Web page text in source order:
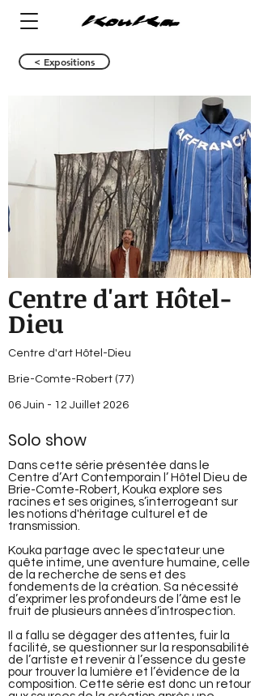
< Expositions
Centre d'art Hôtel-
Dieu
Centre d'art Hôtel-Dieu
Brie-Comte-Robert (77)
06 Juin - 12 Juillet 2026
Solo show
Dans cette série présentée dans le
Centre d’Art Contemporain l’ Hôtel Dieu de
Brie-Comte-Robert, Kouka explore ses
racines et ses origines, s’interrogeant sur
les notions d'héritage culturel et de
transmission.
Kouka partage avec le spectateur une
quête intime, une aventure humaine, celle
de la recherche de sens et des
fondements de la création. Sa nécessité
d’exprimer les profondeurs de l’âme est le
fruit de plusieurs années d’introspection.
Il a fallu se dégager des attentes, fuir la
facilité, se questionner sur la responsabilité
de l’artiste et revenir à l’essence du geste
pour trouver la lumière et l’évidence de la
composition. Cette série est donc un retour